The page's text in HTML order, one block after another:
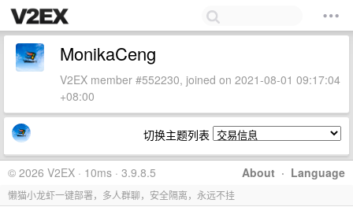
MonikaCeng
V2EX member #552230, joined on 2021-08-01 09:17:04
+08:00
切换主题列表
About · Language
© 2026 V2EX · 10ms · 3.9.8.5
懒猫小龙虾一键部署，多人群聊，安全隔离，永远不挂